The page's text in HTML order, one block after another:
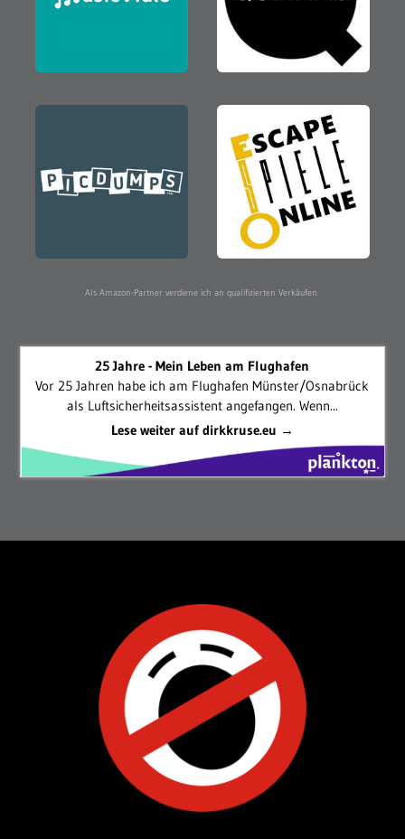
Als Amazon-Partner verdiene ich an qualifizierten Verkäufen.
25 Jahre - Mein Leben am Flughafen
Vor 25 Jahren habe ich am Flughafen Münster/Osnabrück
als Luftsicherheitsassistent angefangen. Wenn...
Lese weiter auf dirkkruse.eu →